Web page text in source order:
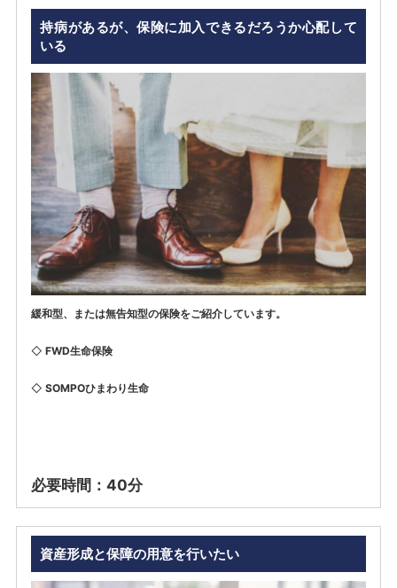
持病があるが、保険に加入できるだろうか心配して
いる
緩和型、または無告知型の保険をご紹介しています。
◇FWD生命保険
◇SOMPOひまわり生命
必要時間：40分
資産形成と保障の用意を行いたい